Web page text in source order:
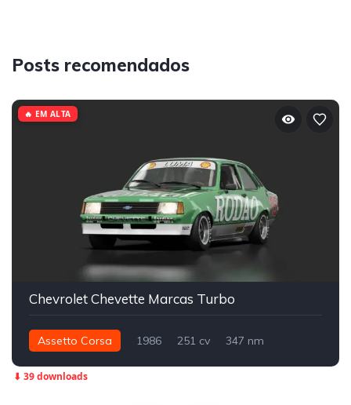
Posts recomendados
Chevrolet Chevette Marcas Turbo
Assetto Corsa 1986 251 cv
347 nm
Campeonato Brasileiro de Marcas e Pilotos
🔥 EM ALTA
⬇ 39 downloads